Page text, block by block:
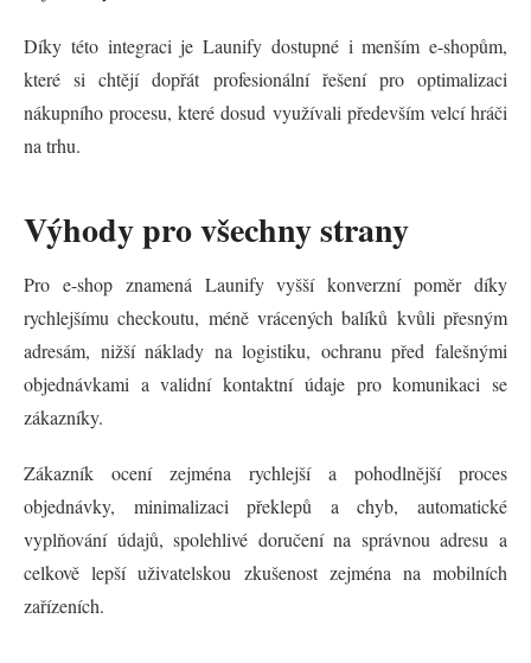
Díky této integraci je Launify dostupné i menším e-shopům,
které si chtějí dopřát profesionální řešení pro optimalizaci
nákupního procesu, které dosud využívali především velcí hráči
na trhu.
Výhody pro všechny strany
Pro e-shop znamená Launify vyšší konverzní poměr díky
rychlejšímu checkoutu, méně vrácených balíků kvůli přesným
adresám, nižší náklady na logistiku, ochranu před falešnými
objednávkami a validní kontaktní údaje pro komunikaci se
zákazníky.
Zákazník ocení zejména rychlejší a pohodlnější proces
objednávky, minimalizaci překlepů a chyb, automatické
vyplňování údajů, spolehlivé doručení na správnou adresu a
celkově lepší uživatelskou zkušenost zejména na mobilních
zařízeních.